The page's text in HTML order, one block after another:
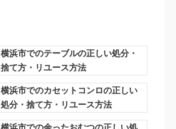
横浜市でのテーブルの正しい処分・
捨て方・リユース方法
横浜市でのカセットコンロの正しい
処分・捨て方・リユース方法